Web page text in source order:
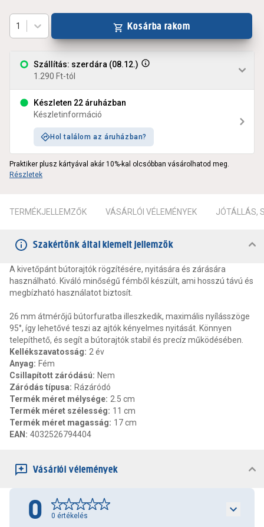
Szállítás: szerdára (08.12.)
1.290 Ft-tól
Készleten 22 áruházban
Készletinformáció
Hol találom az áruházban?
1 Kosárba rakom
Praktiker plusz kártyával akár 10%-kal olcsóbban vásárolhatod meg.
Részletek
TERMÉKJELLEMZŐK VÁSÁRLÓI VÉLEMÉNYEK JÓTÁLLÁS,
Szakértőnk által kiemelt jellemzők
A kivetőpánt bútorajtók rögzítésére, nyitására és zárására
használható. Kiváló minőségű fémből készült, ami hosszú távú és
megbízható használatot biztosít.
26 mm átmérőjű bútorfuratba illeszkedik, maximális nyílásszöge
95°, így lehetővé teszi az ajtók kényelmes nyitását. Könnyen
telepíthető, és segít a bútorajtók stabil és precíz működésében.
Kellékszavatosság: 2 év
Anyag: Fém
Csillapított záródású: Nem
Záródás típusa: Rázáródó
Termék méret mélysége: 2.5 cm
Termék méret szélesség: 11 cm
Termék méret magasság: 17 cm
EAN : 4032526794404
Vásárlói vélemények
0 0 értékelés